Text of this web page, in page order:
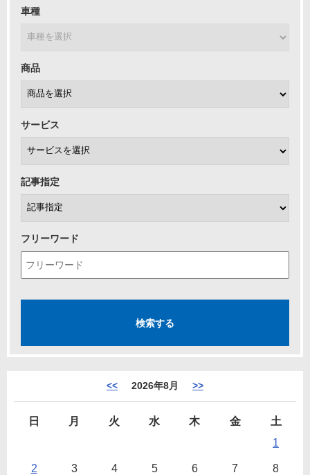
車種
商品
サービス
記事指定
フリーワード
<< 2026年8月 >>
日 月 火 水 木 金
土
1
2 3 4 5 6 7 8